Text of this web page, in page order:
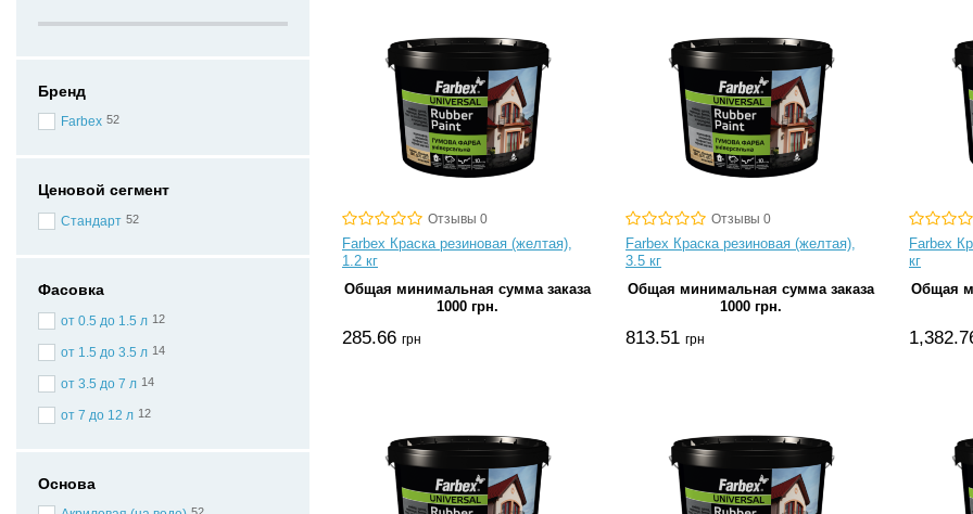
Бренд
Farbex 52
Ценовой сегмент
Стандарт 52
Фасовка
от 0.5 до 1.5 л 12
от 1.5 до 3.5 л 14
от 3.5 до 7 л 14
от 7 до 12 л 12
Основа
Отзывы 0
Farbex Краска резиновая (желтая),
1.2 кг
Общая минимальная сумма заказа
1000 грн.
285.66 грн
Отзывы 0
Farbex Краска резиновая (желтая),
3.5 кг
Общая минимальная сумма заказа
1000 грн.
813.51 грн
Farbex
кг
Общая